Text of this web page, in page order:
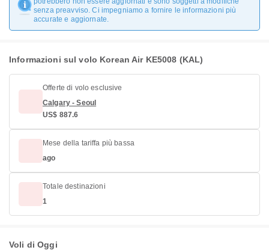
senza preavviso. Ci impegniamo a fornire le informazioni più
accurate e aggiornate.
Informazioni sul volo Korean Air KE5008 (KAL)
Offerte di volo esclusive
Calgary - Seoul
US$ 887.6
Mese della tariffa più bassa
ago
Totale destinazioni
1
Voli di Oggi